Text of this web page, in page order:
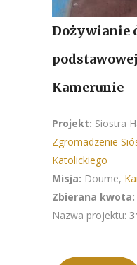
Dożywianie
Kamerunie
Projekt: Siostra
Zgromadzenie
Katolickiego
Misja: Doume,
Zbierana kwota:
Nazwa projektu: